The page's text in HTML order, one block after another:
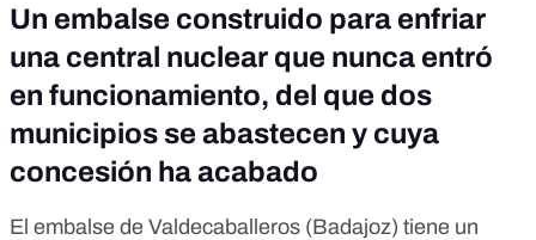
Un embalse construido para enfriar
una central nuclear que nunca entró
en funcionamiento, del que dos
municipios se abastecen y cuya
concesión ha acabado
El embalse de Valdecaballeros (Badajoz) tiene un